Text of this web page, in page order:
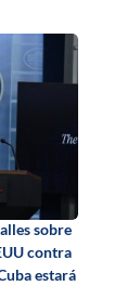
sobre
contra
estará